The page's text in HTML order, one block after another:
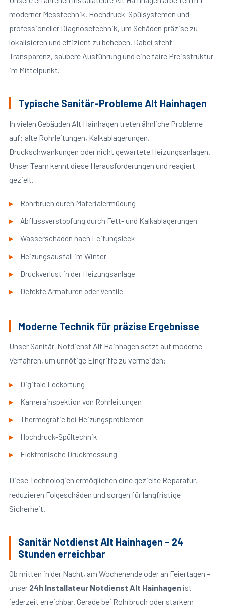
moderner Messtechnik, Hochdruck-Spülsystemen und
professioneller Diagnosetechnik, um Schäden präzise zu
lokalisieren und effizient zu beheben. Dabei steht
Transparenz, saubere Ausführung und eine faire Preisstruktur
im Mittelpunkt.
Typische Sanitär-Probleme Alt Hainhagen
In vielen Gebäuden Alt Hainhagen treten ähnliche Probleme
auf: alte Rohrleitungen, Kalkablagerungen,
Druckschwankungen oder nicht gewartete Heizungsanlagen.
Unser Team kennt diese Herausforderungen und reagiert
gezielt.
Rohrbruch durch Materialermüdung
Abflussverstopfung durch Fett- und Kalkablagerungen
Wasserschaden nach Leitungsleck
Heizungsausfall im Winter
Druckverlust in der Heizungsanlage
Defekte Armaturen oder Ventile
Moderne Technik für präzise Ergebnisse
Unser Sanitär-Notdienst Alt Hainhagen setzt auf moderne
Verfahren, um unnötige Eingriffe zu vermeiden:
Digitale Leckortung
Kamerainspektion von Rohrleitungen
Thermografie bei Heizungsproblemen
Hochdruck-Spültechnik
Elektronische Druckmessung
Diese Technologien ermöglichen eine gezielte Reparatur,
reduzieren Folgeschäden und sorgen für langfristige
Sicherheit.
Sanitär Notdienst Alt Hainhagen – 24
Stunden erreichbar
Ob mitten in der Nacht, am Wochenende oder an Feiertagen –
unser 24h Installateur Notdienst Alt Hainhagenist
jederzeit erreichbar. Gerade bei Rohrbruch oder starkem